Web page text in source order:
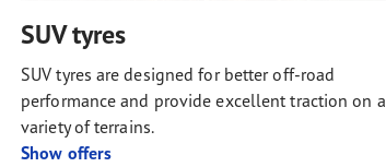
SUV tyres
SUV tyres are designed for better off-road
performance and provide excellent traction on a
variety of terrains.
Show offers